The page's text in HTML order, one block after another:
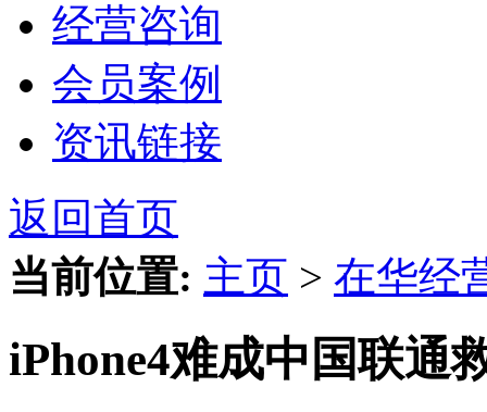
经营咨询
会员案例
资讯链接
返回首页
当前位置: 主页 > 在华经
iPhone4难成中国联通